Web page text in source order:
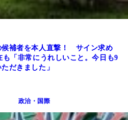
候補者を本人直撃！ サイン求め
「非常にうれしいこと。今日も9
だきました」
政治・国際